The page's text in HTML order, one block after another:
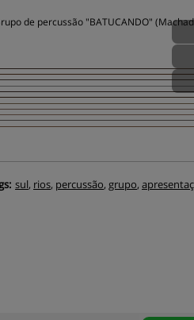
de percussão "BATUCANDO"
sul, rios, percussão, grupo,